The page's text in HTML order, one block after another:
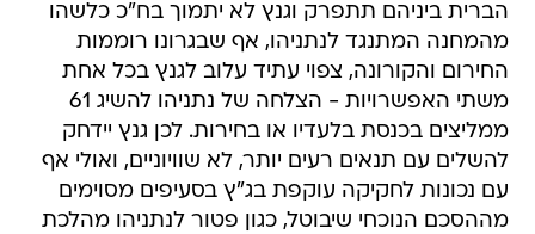
הברית ביניהם תתפרק וגנץ לא יתמוך בח"כ כלשהו
מהמחנה המתנגד לנתניהו, אף שבגרונו רוממות
החירום והקורונה, צפוי עתיד עלוב לגנץ בכל אחת
משתי האפשרויות - הצלחה של נתניהו להשיג 61
ממליצים בכנסת בלעדיו או בחירות. לכן גנץ יידחק
להשלים עם תנאים רעים יותר, לא שוויוניים, ואולי אף
עם נכונות לחקיקה עוקפת בג"ץ בסעיפים מסוימים
מההסכם הנוכחי שיבוטל, כגון פטור לנתניהו מהלכת